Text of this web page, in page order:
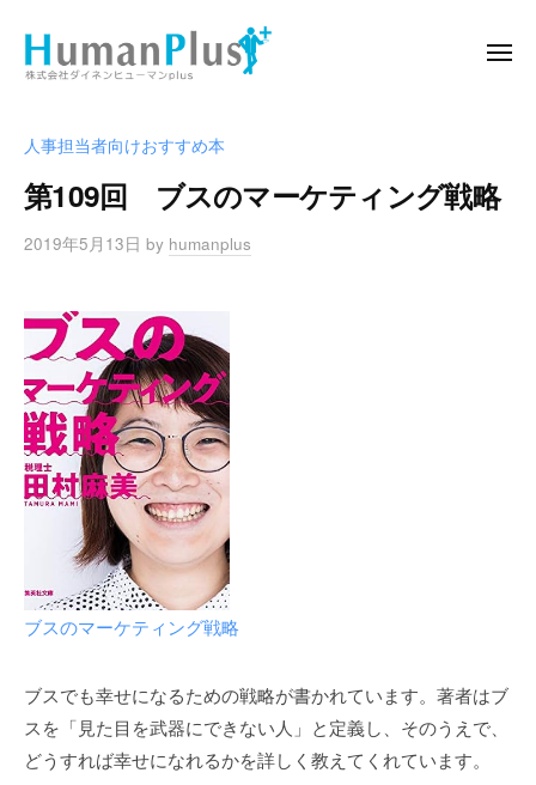
式
社
ダ
ン
ヒ
ュ
ー
マ
ン
u
s
磨
人
企
を
ぶ
懸
け
橋
に
メ
人事担当者向けおすすめ本
第109回 ブスのマーケティング戦略
2019年5月13日 by humanplus
ブスのマーケティング戦略
ブスでも幸せになるための戦略が書かれています。著者はブ
スを「見た目を武器にできない人」と定義し、そのうえで、
どうすれば幸せになれるかを詳しく教えてくれています。
式
会
社
イ
ン
ュ
マ
ン
p
l
u
s